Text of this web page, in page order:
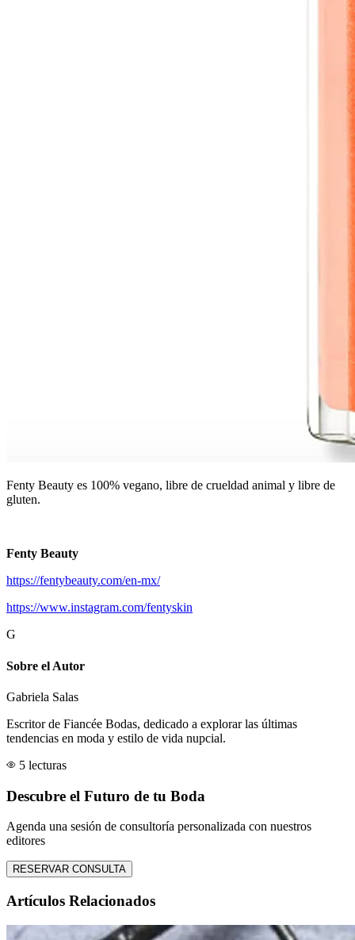
Fenty Beauty es 100% vegano, libre de crueldad animal y libre de
gluten.
Fenty Beauty
https://fentybeauty.com/en-mx/
https://www.instagram.com/fentyskin
G
Sobre el Autor
Gabriela Salas
Escritor de Fiancée Bodas, dedicado a explorar las últimas
tendencias en moda y estilo de vida nupcial.
5 lecturas
Descubre el Futuro de tu Boda
Agenda una sesión de consultoría personalizada con nuestros
editores
RESERVAR CONSULTA
Artículos Relacionados